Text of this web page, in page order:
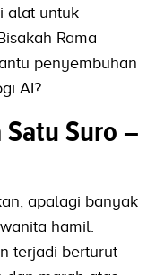
alat untuk
Rama
penyembuhan
AI?
Suro –
apalagi banyak
hamil.
terjadi berturut-